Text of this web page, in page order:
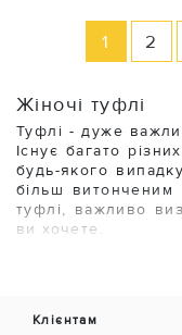
1 2
Жіночі туфлі
Туфлі - дуже
Існує багато
будь-якого
більш
туфлі, важливо
ви хочете.
- закритим
покривають всю
Клієнтам